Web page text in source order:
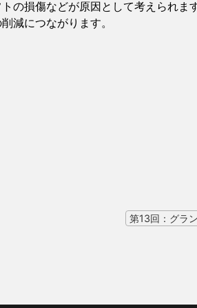
の損傷などが原因として考えられま
減につながります。